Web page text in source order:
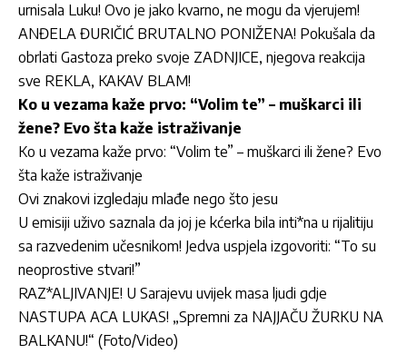
urnisala Luku! Ovo je jako kvarno, ne mogu da vjerujem!
ANĐELA ĐURIČIĆ BRUTALNO PONIŽENA! Pokušala da
obrlati Gastoza preko svoje ZADNJICE, njegova reakcija
sve REKLA, KAKAV BLAM!
Ko u vezama kaže prvo: “Volim te” – muškarci ili
žene? Evo šta kaže istraživanje
Ko u vezama kaže prvo: “Volim te” – muškarci ili žene? Evo
šta kaže istraživanje
Ovi znakovi izgledaju mlađe nego što jesu
U emisiji uživo saznala da joj je kćerka bila inti*na u rijalitiju
sa razvedenim učesnikom! Jedva uspjela izgovoriti: “To su
neoprostive stvari!”
RAZ*ALJIVANJE! U Sarajevu uvijek masa ljudi gdje
NASTUPA ACA LUKAS! „Spremni za NAJJAČU ŽURKU NA
BALKANU!“ (Foto/Video)